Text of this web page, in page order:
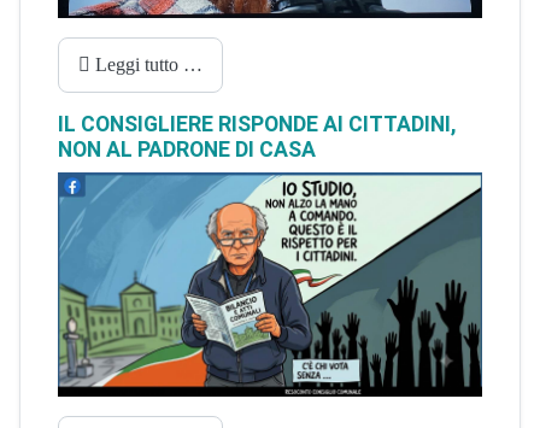
Leggi tutto …
IL CONSIGLIERE RISPONDE AI CITTADINI,
NON AL PADRONE DI CASA